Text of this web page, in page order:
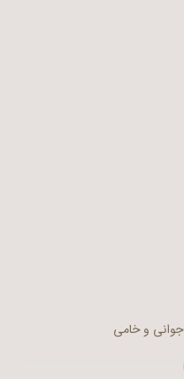
جوانی و خامی